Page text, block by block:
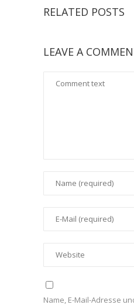
RELATED POSTS
LEAVE A
Name, E-Mail-Adresse